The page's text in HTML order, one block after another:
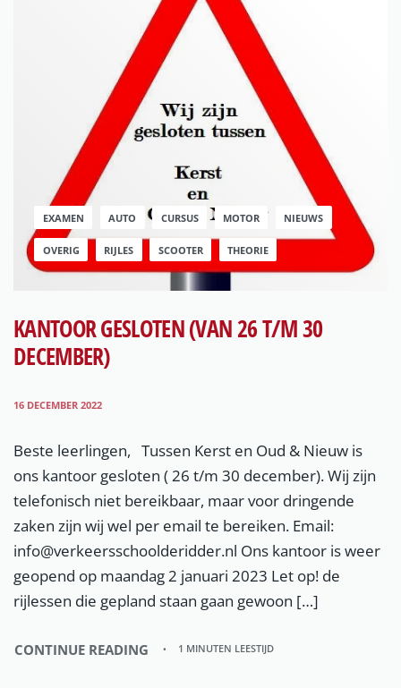
EXAMEN AUTO CURSUS MOTOR NIEUWS
OVERIG RIJLES SCOOTER THEORIE
KANTOOR GESLOTEN (VAN 26 T/M 30
DECEMBER)
16 DECEMBER 2022
Beste leerlingen, Tussen Kerst en Oud & Nieuw is
ons kantoor gesloten ( 26 t/m 30 december). Wij zijn
telefonisch niet bereikbaar, maar voor dringende
zaken zijn wij wel per email te bereiken. Email:
info@verkeersschoolderidder.nl Ons kantoor is weer
geopend op maandag 2 januari 2023 Let op! de
rijlessen die gepland staan gaan gewoon […]
CONTINUE READING 1 MINUTEN LEESTIJD